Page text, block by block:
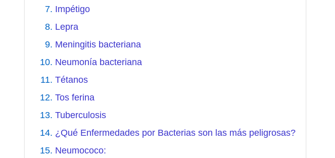
Impétigo
Lepra
Meningitis bacteriana
Neumonía bacteriana
Tétanos
Tos ferina
Tuberculosis
¿Qué Enfermedades por Bacterias son las más peligrosas?
Neumococo: